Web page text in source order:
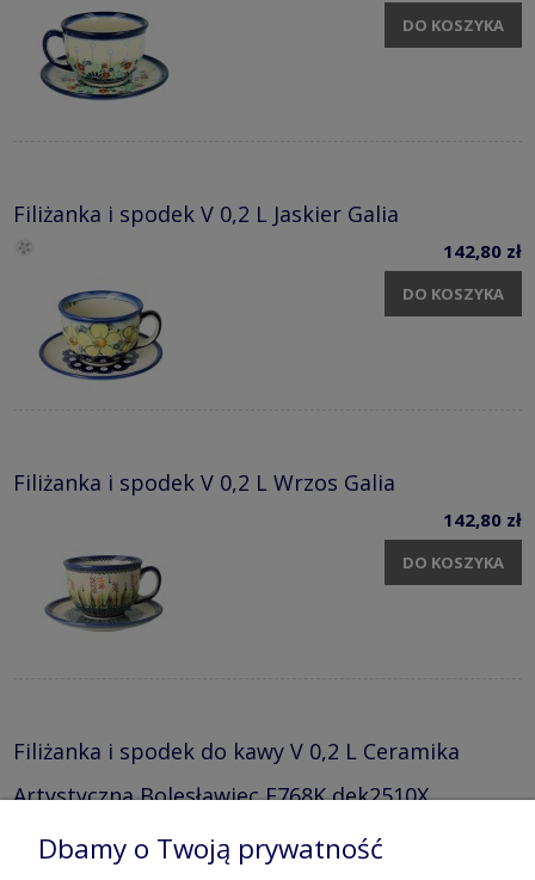
DO KOSZYKA
Filiżanka i spodek V 0,2 L Jaskier Galia
142,80 zł
DO KOSZYKA
Filiżanka i spodek V 0,2 L Wrzos Galia
142,80 zł
DO KOSZYKA
Filiżanka i spodek do kawy V 0,2 L Ceramika
Artystyczna Bolesławiec F768K dek2510X
Dbamy o Twoją prywatność